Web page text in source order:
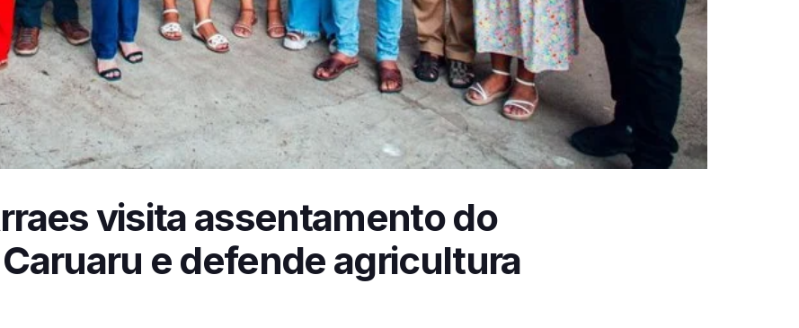
visita assentamento do
e defende agricultura